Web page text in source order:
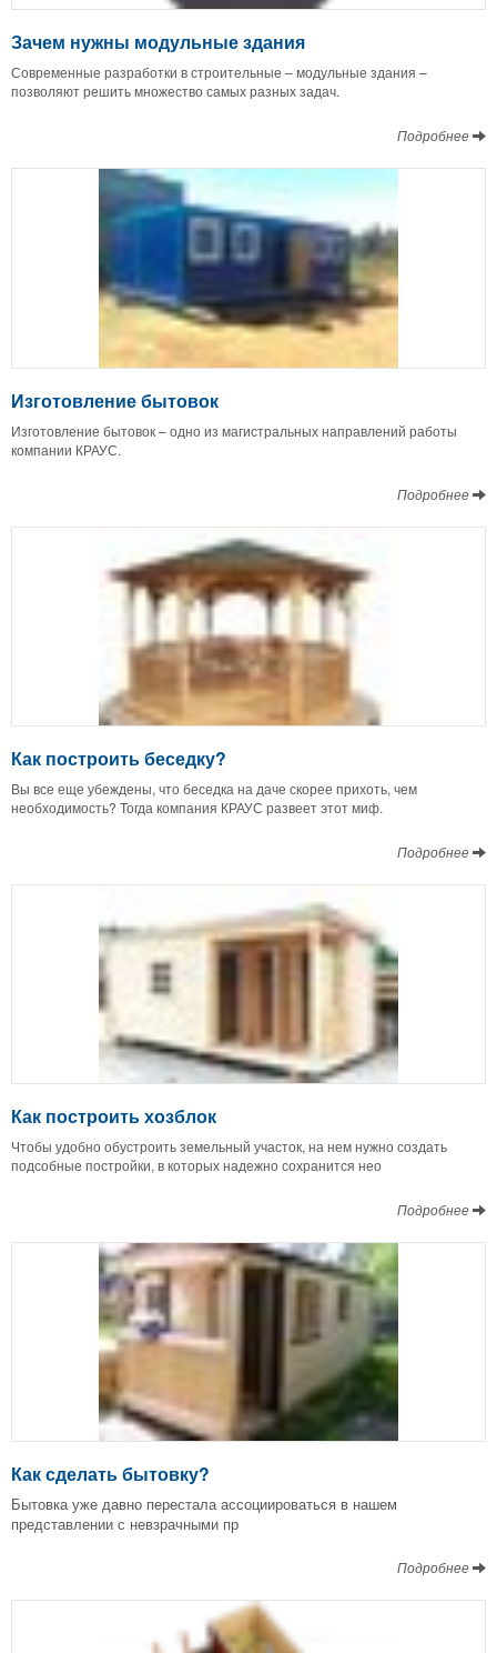
Зачем нужны модульные здания
Современные разработки в строительные – модульные здания –
позволяют решить множество самых разных задач.
Подробнее
Изготовление бытовок
Изготовление бытовок – одно из магистральных направлений работы
компании КРАУС.
Подробнее
Как построить беседку?
Вы все еще убеждены, что беседка на даче скорее прихоть, чем
необходимость? Тогда компания КРАУС развеет этот миф.
Подробнее
Как построить хозблок
Чтобы удобно обустроить земельный участок, на нем нужно создать
подсобные постройки, в которых надежно сохранится нео
Подробнее
Как сделать бытовку?
Бытовка уже давно перестала ассоциироваться в нашем
представлении с невзрачными пр
Подробнее